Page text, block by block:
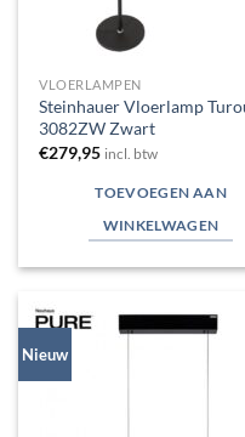
VLOERLAMPEN
Steinhauer Vloerlamp
3082ZW Zwart
€279,95 incl. btw
TOEVOEGEN AAN
WINKELWAGEN
Nieuw